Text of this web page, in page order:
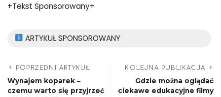
+Tekst Sponsorowany+
ARTYKUŁ SPONSOROWANY
POPRZEDNI ARTYKUŁ
Wynajem koparek –
czemu warto się przyjrzeć
KOLEJNA PUBLIKACJA
Gdzie można oglądać
ciekawe edukacyjne filmy